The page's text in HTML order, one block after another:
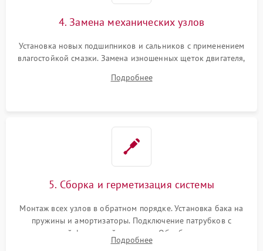
4. Замена механических узлов
Установка новых подшипников и сальников с применением
влагостойкой смазки. Замена изношенных щеток двигателя,
или поврежденной резиновой манжеты.
Подробнее
5. Сборка и герметизация системы
Монтаж всех узлов в обратном порядке. Установка бака на
пружины и амортизаторы. Подключение патрубков с
надежной фиксацией хомутами. Обработка стыков
герметиком для предотвращения возможных протечек воды.
Подробнее